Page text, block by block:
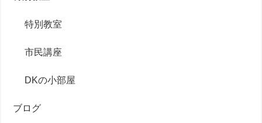
特別教室
市民講座
DKの小部屋
ブログ